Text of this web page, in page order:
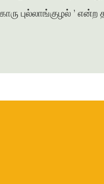
புல்லாங்குழல் ’ என்ற
நாவல் ‘ ஆத்தங்கரை